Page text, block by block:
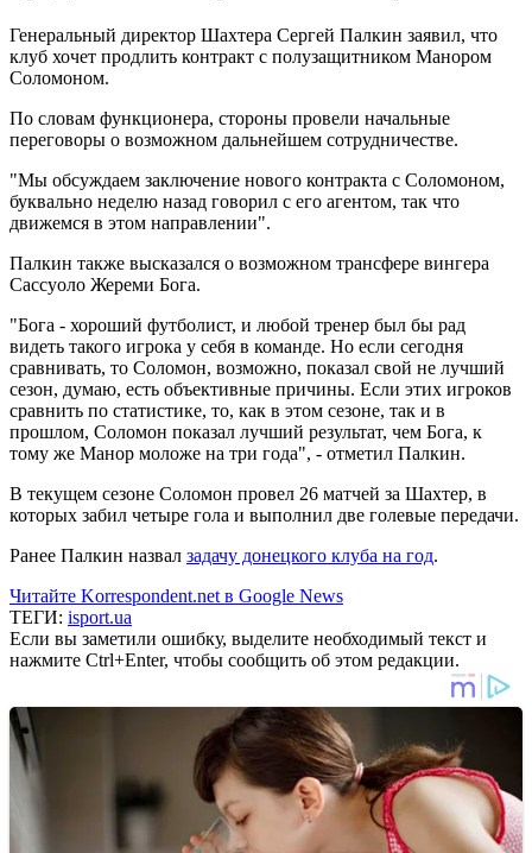
Генеральный директор Шахтера Сергей Палкин заявил, что
клуб хочет продлить контракт с полузащитником Манором
Соломоном.
По словам функционера, стороны провели начальные
переговоры о возможном дальнейшем сотрудничестве.
"Мы обсуждаем заключение нового контракта с Соломоном,
буквально неделю назад говорил с его агентом, так что
движемся в этом направлении".
Палкин также высказался о возможном трансфере вингера
Сассуоло Жереми Бога.
"Бога - хороший футболист, и любой тренер был бы рад
видеть такого игрока у себя в команде. Но если сегодня
сравнивать, то Соломон, возможно, показал свой не лучший
сезон, думаю, есть объективные причины. Если этих игроков
сравнить по статистике, то, как в этом сезоне, так и в
прошлом, Соломон показал лучший результат, чем Бога, к
тому же Манор моложе на три года", - отметил Палкин.
В текущем сезоне Соломон провел 26 матчей за Шахтер, в
которых забил четыре гола и выполнил две голевые передачи.
Ранее Палкин назвал задачу донецкого клуба на год.
Читайте Korrespondent.net в Google News
ТЕГИ: isport.ua
Если вы заметили ошибку, выделите необходимый текст и
нажмите Ctrl+Enter, чтобы сообщить об этом редакции.